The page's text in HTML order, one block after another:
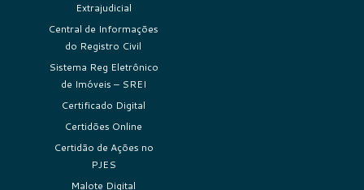
Extrajudicial
Central de Informações
do Registro Civil
Sistema Reg Eletrônico
de Imóveis – SREI
Certificado Digital
Certidões Online
Certidão de Ações no
PJES
Malote Digital